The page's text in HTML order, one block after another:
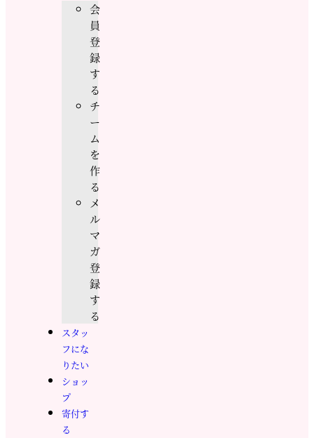
会
員
登
録
す
る
チ
ー
ム
を
作
る
メ
ル
マ
ガ
登
録
す
る
スタッ
フにな
りたい
ショッ
プ
寄付す
る